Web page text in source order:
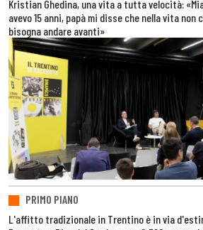
Kristian Ghedina, una vita a tutta velocità:
avevo 15 anni, papà mi disse che nella vita non
bisogna andare avanti»
PRIMO PIANO
L'affitto tradizionale in Trentino è in via